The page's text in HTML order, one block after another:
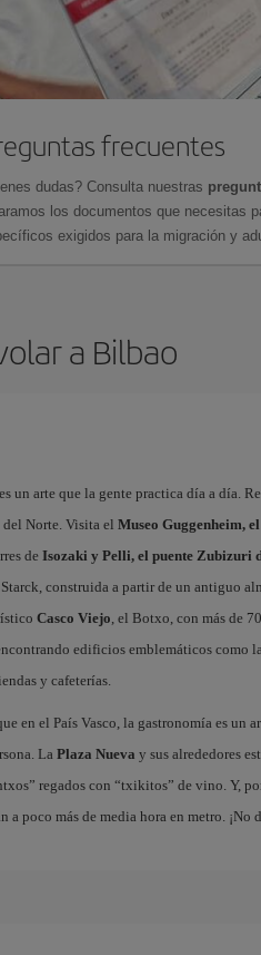
frecuentes
dudas? Consulta nuestras
los documentos que necesitas
exigidos para la migración y
a Bilbao
un arte que la gente practica día a día.
Norte. Visita el Museo Guggenheim,
de Isozaki y Pelli, el puente Zubizuri
construida a partir de un antiguo
Casco Viejo , el Botxo, con más de
edificios emblemáticos como
y cafeterías.
en el País Vasco, la gastronomía es un
La Plaza Nueva y sus alrededores
regados con “txikitos” de vino. Y,
a poco más de media hora en metro. ¡No